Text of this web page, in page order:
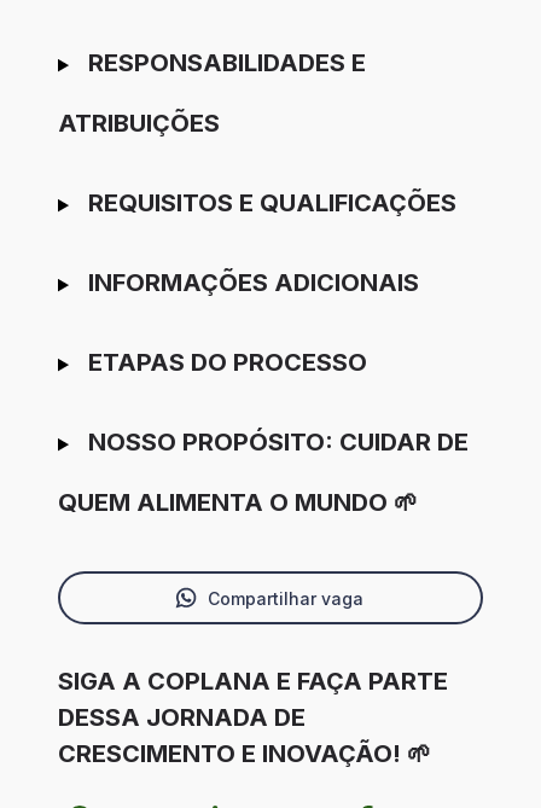
RESPONSABILIDADES E
ATRIBUIÇÕES
REQUISITOS E QUALIFICAÇÕES
INFORMAÇÕES ADICIONAIS
ETAPAS DO PROCESSO
NOSSO PROPÓSITO: CUIDAR DE
QUEM ALIMENTA O MUNDO 🌱
Compartilhar vaga
SIGA A COPLANA E FAÇA PARTE
DESSA JORNADA DE
CRESCIMENTO E INOVAÇÃO! 🌱